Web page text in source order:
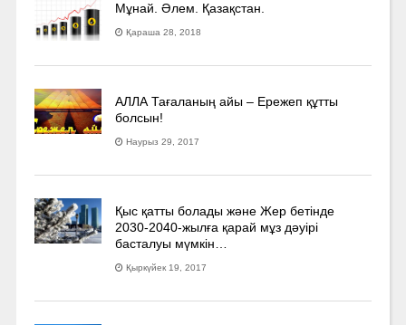
Мұнай. Әлем. Қазақстан.
Қараша 28, 2018
АЛЛА Тағаланың айы – Ережеп құтты
болсын!
Наурыз 29, 2017
Қыс қатты болады және Жер бетінде
2030-2040­-жылға қарай мұз дәуірі
басталуы мүмкін…
Қыркүйек 19, 2017